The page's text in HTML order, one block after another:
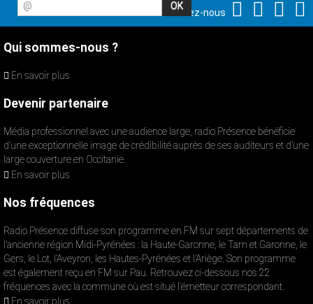
@
Suivez-nous
Qui sommes-nous ?
En savoir plus
Devenir partenaire
Média professionnel avec une audience large, radio Présence bénéficie
d’une exceptionnelle image de crédibilité auprès de ses auditeurs et d’une
large couverture en Occitanie.
En savoir plus
Nos fréquences
Radio Présence diffuse son programme en FM sur sept départements de
l’ancienne région Midi-Pyrénées : la Haute-Garonne, le Tarn et Garonne, le
Gers, le Lot, l’Aveyron, les Hautes-Pyrénées et l’Ariège. Son programme
est également reçu en FM sur Pau. Retrouvez ci-dessous nos 22
fréquences avec la commune où est situé l’émetteur correspondant.
En savoir plus